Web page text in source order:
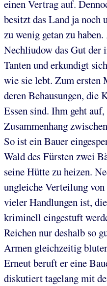
einen Vertrag auf.
besitzt das Land ja noch
zu wenig getan zu
Nechliudow das Gut der
Tanten und erkundigt
wie sie lebt. Zum
deren Behausungen, die
Essen sind. Ihm geht auf,
Zusammenhang
So ist ein Bauer
Wald des Fürsten zwei
seine Hütte zu heizen.
ungleiche Verteilung
vieler Handlungen ist,
kriminell eingestuft
Reichen nur deshalb so
Armen gleichzeitig
Erneut beruft er eine
diskutiert tagelang mit